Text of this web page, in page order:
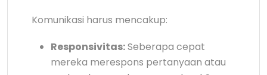
Komunikasi harus mencakup:
Responsivitas:Seberapa cepat
mereka merespons pertanyaan atau